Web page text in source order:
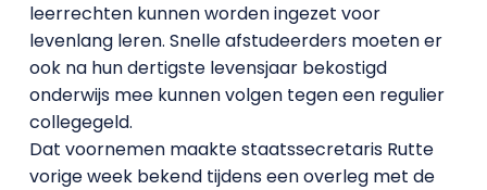
leerrechten kunnen worden ingezet voor
levenlang leren. Snelle afstudeerders moeten er
ook na hun dertigste levensjaar bekostigd
onderwijs mee kunnen volgen tegen een regulier
collegegeld.
Dat voornemen maakte staatssecretaris Rutte
vorige week bekend tijdens een overleg met de